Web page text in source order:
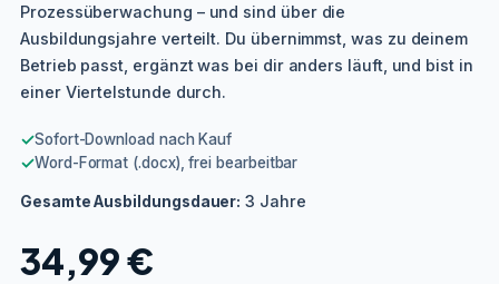
Prozessüberwachung – und sind über die
Ausbildungsjahre verteilt. Du übernimmst, was zu deinem
Betrieb passt, ergänzt was bei dir anders läuft, und bist in
einer Viertelstunde durch.
✓Sofort-Download nach Kauf
✓Word-Format (.docx), frei bearbeitbar
Gesamte Ausbildungsdauer: 3 Jahre
34,99€